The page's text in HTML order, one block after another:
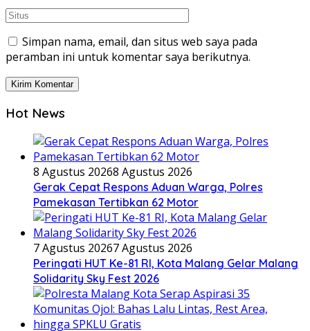
Simpan nama, email, dan situs web saya pada
peramban ini untuk komentar saya berikutnya.
Hot News
8 Agustus 20268 Agustus 2026
Gerak Cepat Respons Aduan Warga, Polres
Pamekasan Tertibkan 62 Motor
7 Agustus 20267 Agustus 2026
Peringati HUT Ke-81 RI, Kota Malang Gelar Malang
Solidarity Sky Fest 2026